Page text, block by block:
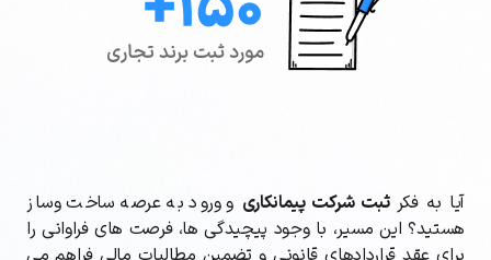
آیا به فکرثبت شرکت پیمانکاری و ورود به عرصه ساخت وساز
هستید؟ این مسیر، با وجود پیچیدگی ها، فرصت های فراوانی را